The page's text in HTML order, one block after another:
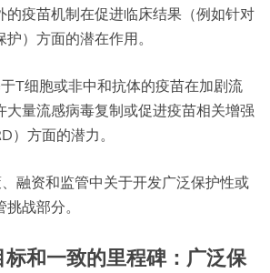
的疫苗机制在促进临床结果（例如针对
）方面的潜在作用。
T细胞或非中和抗体的疫苗在加剧流
大量流感病毒复制或促进疫苗相关增强
）方面的潜力。
、融资和监管中关于开发广泛保护性或
战部分。
和一致的里程碑：广泛保